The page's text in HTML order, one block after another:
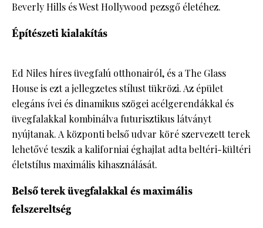
Beverly Hills és West Hollywood pezsgő életéhez.
Építészeti kialakítás
Ed Niles híres üvegfalú otthonairól, és a The Glass
House is ezt a jellegzetes stílust tükrözi. Az épület
elegáns ívei és dinamikus szögei acélgerendákkal és
üvegfalakkal kombinálva futurisztikus látványt
nyújtanak. A központi belső udvar köré szervezett terek
lehetővé teszik a kaliforniai éghajlat adta beltéri-kültéri
életstílus maximális kihasználását.
Belső terek üvegfalakkal és maximális
felszereltség